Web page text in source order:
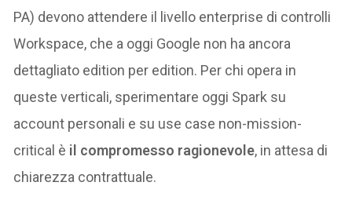
PA) devono attendere il livello enterprise di controlli
Workspace, che a oggi Google non ha ancora
dettagliato edition per edition. Per chi opera in
queste verticali, sperimentare oggi Spark su
account personali e su use case non-mission-
critical è il compromesso ragionevole, in attesa di
chiarezza contrattuale.